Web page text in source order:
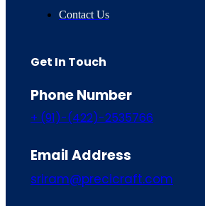
Contact Us
Get In Touch
Phone Number
+ (91)-(422)-2535766
Email Address
sriram@precicraft.com